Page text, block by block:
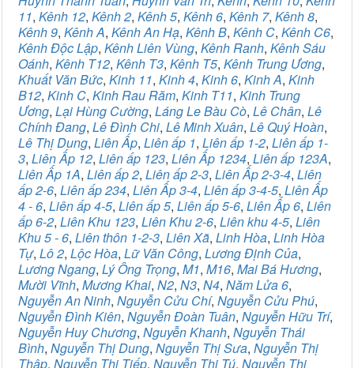
11, Kênh 12, Kênh 2, Kênh 5, Kênh 6, Kênh 7, Kênh 8,
Kênh 9, Kênh A, Kênh An Hạ, Kênh B, Kênh C, Kênh C6,
Kênh Độc Lập, Kênh Liên Vùng, Kênh Ranh, Kênh Sáu
Oánh, Kênh T12, Kênh T3, Kênh T5, Kênh Trung Ương,
Khuất Văn Bức, Kinh 11, Kinh 4, Kinh 6, Kinh A, Kinh
B12, Kinh C, Kinh Rau Răm, Kinh T11, Kinh Trung
Ương, Lại Hùng Cường, Láng Le Bàu Cò, Lê Chân, Lê
Chính Đang, Lê Đình Chi, Lê Minh Xuân, Lê Quý Hoàn,
Lê Thị Dung, Liên Ấp, Liên ấp 1, Liên ấp 1-2, Liên ấp 1-
3, Liên Ấp 12, Liên ấp 123, Liên Ấp 1234, Liên ấp 123A,
Liên Ấp 1A, Liên ấp 2, Liên ấp 2-3, Liên Ấp 2-3-4, Liên
ấp 2-6, Liên ấp 234, Liên Ấp 3-4, Liên ấp 3-4-5, Liên Ấp
4 - 6, Liên ấp 4-5, Liên ấp 5, Liên ấp 5-6, Liên Ấp 6, Liên
ấp 6-2, Liên Khu 123, Liên Khu 2-6, Liên khu 4-5, Liên
Khu 5 - 6, Liên thôn 1-2-3, Liên Xã, Linh Hòa, Linh Hòa
Tự, Lô 2, Lộc Hòa, Lữ Văn Công, Lương Định Của,
Lương Ngang, Lý Ông Trọng, M1, M16, Mai Bá Hương,
Mười Vĩnh, Mương Khai, N2, N3, N4, Năm Lửa 6,
Nguyễn An Ninh, Nguyễn Cửu Chí, Nguyễn Cửu Phú,
Nguyễn Đình Kiên, Nguyễn Đoàn Tuân, Nguyễn Hữu Trí,
Nguyễn Huy Chương, Nguyễn Khanh, Nguyễn Thái
Bình, Nguyễn Thị Dung, Nguyễn Thị Sưa, Nguyễn Thị
Thập, Nguyễn Thị Tiếp, Nguyễn Thị Tú, Nguyễn Thị